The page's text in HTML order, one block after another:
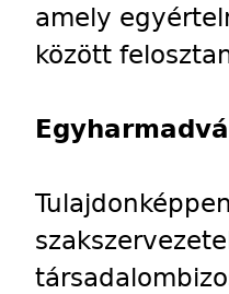
amely
között